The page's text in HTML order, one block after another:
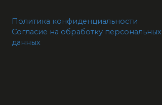
Политика конфиденциальности
Согласие на обработку персональных
данных